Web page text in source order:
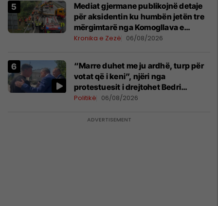
Mediat gjermane publikojnë detaje
për aksidentin ku humbën jetën tre
mërgimtarë nga Komogllava e
Ferizajt
Kronika e Zezë 06/08/2026
“Marre duhet me ju ardhë, turp për
votat që i keni”, njëri nga
protestuesit i drejtohet Bedri
Hamzës
Politikë 06/08/2026